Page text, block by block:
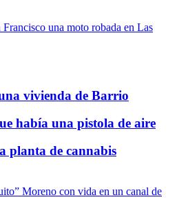
vivienda de Barrio
había una pistola de aire
planta de cannabis